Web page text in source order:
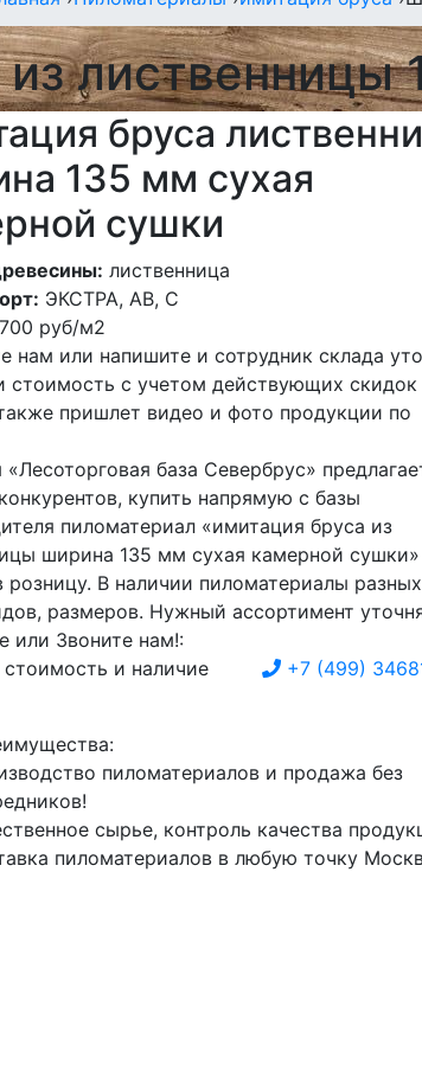
лиственницы
бруса
135 мм сухая
сушки
лиственница
ЭКСТРА, АВ, С
700 руб/м2
нам или напишите и сотрудник склада
стоимость с учетом действующих скидок
пришлет видео и фото продукции по
база Севербрус»
купить напрямую с базы
пиломатериал «имитация бруса из
ширина 135 мм сухая камерной сушки»
розницу. В наличии пиломатериалы разных
размеров. Нужный ассортимент
или Звоните нам!:
стоимость и наличие
+7 (499)
пиломатериалов и продажа без
сырье, контроль качества
пиломатериалов в любую точку